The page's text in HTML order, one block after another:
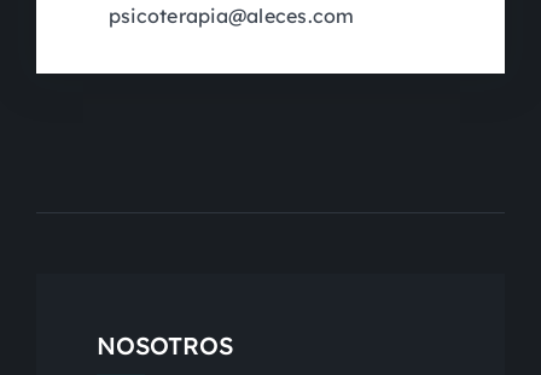
psicoterapia@aleces.com
NOSOTROS